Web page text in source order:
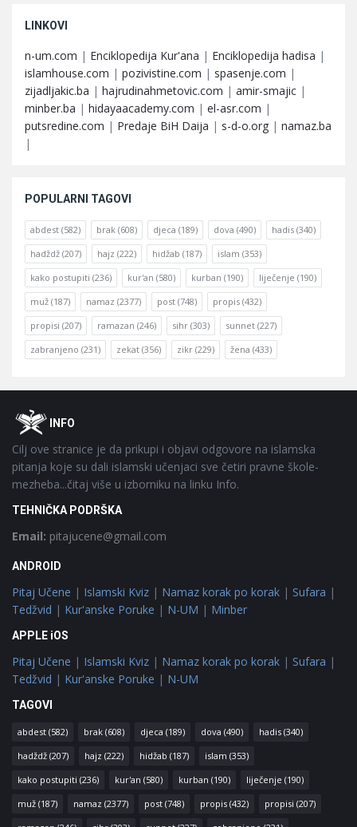
LINKOVI
n-um.com | Enciklopedija Kur'ana | Enciklopedija hadisa |
islamhouse.com | pozivistine.com | spasenje.com |
zijadljakic.ba | hajrudinahmetovic.com | amir-smajic |
minber.ba | hidayaacademy.com | el-asr.com |
putsredine.com | Predaje BiH Daija | s-d-o.org | namaz.ba
|
POPULARNI TAGOVI
abdest (582) brak (608) djeca (189) dova (490) hadis (340)
hadždž (207) hajz (222) hidžab (187) islam (353)
kako postupiti (236) kur'an (580) kurban (190) liječenje (190)
muž (187) namaz (2377) post (748) propis (432)
propisi (207) ramazan (246) sihr (303) sunnet (227)
zabranjeno (231) zekat (356) zikr (229) žena (433)
FooterOINFO
Cilj ove stranice je da prikupi i objavi odgovore na islamska
pitanja koje su dali islamski učenjaci sve četiri pravne škole-
mezheba...čitaj više u izborniku na linku Info.
TEHNIČKA PODRŠKA
Email: pitajucene@gmail.com
ANDROID
Pitaj Učene | Islamski Kviz | Namaz korak po korak | Sufara |
Tedžvid | Kur'anske Poruke | N-UM | Minber
APPLE iOS
Pitaj Učene | Islamski Kviz | Namaz korak po korak | Sufara |
Tedžvid | Kur'anske Poruke | N-UM
TAGOVI
abdest (582) brak (608) djeca (189) dova (490) hadis (340)
hadždž (207) hajz (222) hidžab (187) islam (353)
kako postupiti (236) kur'an (580) kurban (190) liječenje (190)
muž (187) namaz (2377) post (748) propis (432) propisi (207)